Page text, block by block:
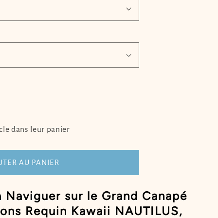
dans leur panier
AU PANIER
Naviguer sur le Grand Canapé
Requin Kawaii NAUTILUS,